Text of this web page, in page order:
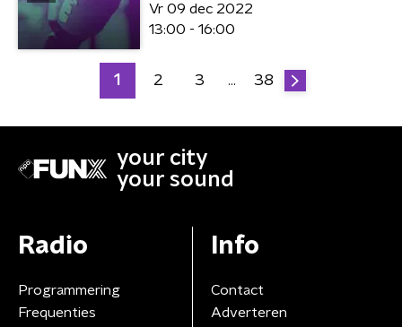
Vr 09 dec 2022
13:00 - 16:00
1 2 3 … 38
your city
your sound
Radio
Programmering
Frequenties
Info
Contact
Adverteren